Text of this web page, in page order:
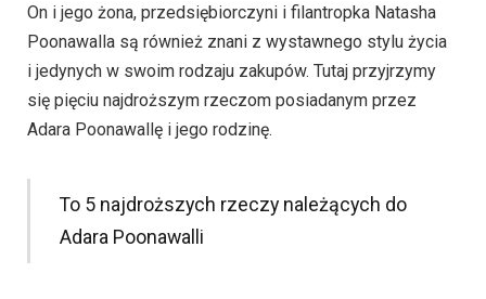
On i jego żona, przedsiębiorczyni i filantropka Natasha
Poonawalla są również znani z wystawnego stylu życia
i jedynych w swoim rodzaju zakupów. Tutaj przyjrzymy
się pięciu najdroższym rzeczom posiadanym przez
Adara Poonawallę i jego rodzinę.
To 5 najdroższych rzeczy należących do
Adara Poonawalli